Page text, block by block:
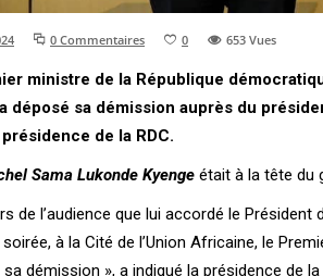
0 Commentaires 0 653 Vues
ministre de la République
déposé sa démission auprès du
de la RDC.
Sama Lukonde Kyenge était à la tête du
de l’audience que lui accordé le
à la Cité de l’Union Africaine, le
démission », a indiqué la présidence de